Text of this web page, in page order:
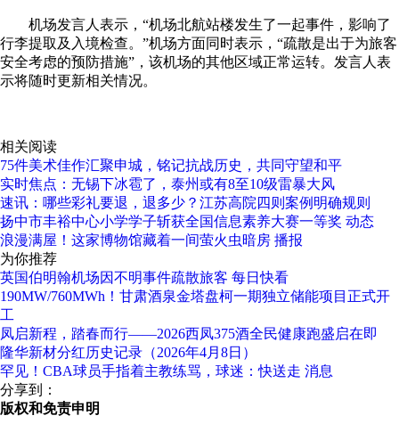
机场发言人表示，“机场北航站楼发生了一起事件，影响了
行李提取及入境检查。”机场方面同时表示，“疏散是出于为旅客
安全考虑的预防措施”，该机场的其他区域正常运转。发言人表
示将随时更新相关情况。
相关阅读
75件美术佳作汇聚申城，铭记抗战历史，共同守望和平
实时焦点：无锡下冰雹了，泰州或有8至10级雷暴大风
速讯：哪些彩礼要退，退多少？江苏高院四则案例明确规则
扬中市丰裕中心小学学子斩获全国信息素养大赛一等奖 动态
浪漫满屋！这家博物馆藏着一间萤火虫暗房 播报
为你推荐
英国伯明翰机场因不明事件疏散旅客 每日快看
190MW/760MWh！甘肃酒泉金塔盘柯一期独立储能项目正式开
工
凤启新程，踏春而行——2026西凤375酒全民健康跑盛启在即
隆华新材分红历史记录（2026年4月8日）
罕见！CBA球员手指着主教练骂，球迷：快送走 消息
分享到：
版权和免责申明